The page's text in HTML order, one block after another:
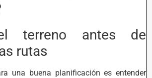
terreno antes de
rutas
una buena planificación es entender